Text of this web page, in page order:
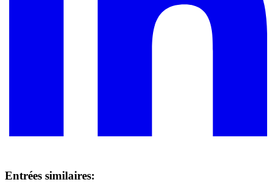
Entrées similaires: